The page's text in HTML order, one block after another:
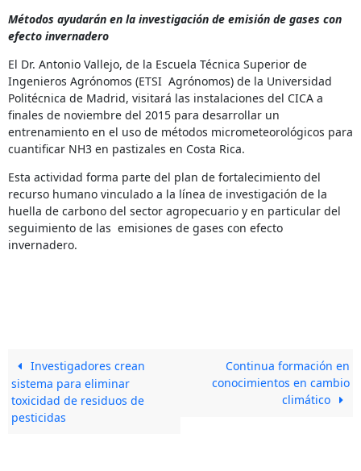
Métodos ayudarán en la investigación de emisión de gases con
efecto invernadero
El Dr. Antonio Vallejo, de la Escuela Técnica Superior de
Ingenieros Agrónomos (ETSI Agrónomos) de la Universidad
Politécnica de Madrid, visitará las instalaciones del CICA a
finales de noviembre del 2015 para desarrollar un
entrenamiento en el uso de métodos micrometeorológicos para
cuantificar NH3 en pastizales en Costa Rica.
Esta actividad forma parte del plan de fortalecimiento del
recurso humano vinculado a la línea de investigación de la
huella de carbono del sector agropecuario y en particular del
seguimiento de las emisiones de gases con efecto
invernadero.
Investigadores crean
sistema para eliminar
toxicidad de residuos de
pesticidas
Continua formación en
conocimientos en cambio
climático